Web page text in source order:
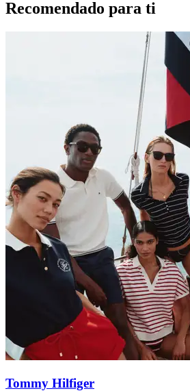
Recomendado para ti
Tommy Hilfiger